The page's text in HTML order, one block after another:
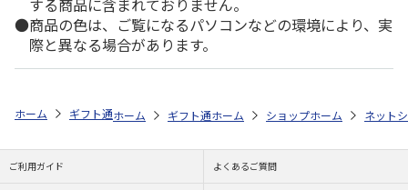
商品の色は、ご覧になるパソコンなどの環境により、実
際と異なる場合があります。
ホーム ギフト通販 フラワーギフト 「スタイル」で選ぶ 花とス
ホーム ギフト通販 フラワーギフト ストア一覧
ホーム ショップ一覧 flower
ホーム ネット
ご利用ガイド よくあるご質問